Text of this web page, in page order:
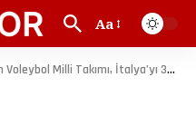
Aa
İtalya’yı 3-0 Mağlup Ederek Yarı Finalde ABD İle Karşılaşacak